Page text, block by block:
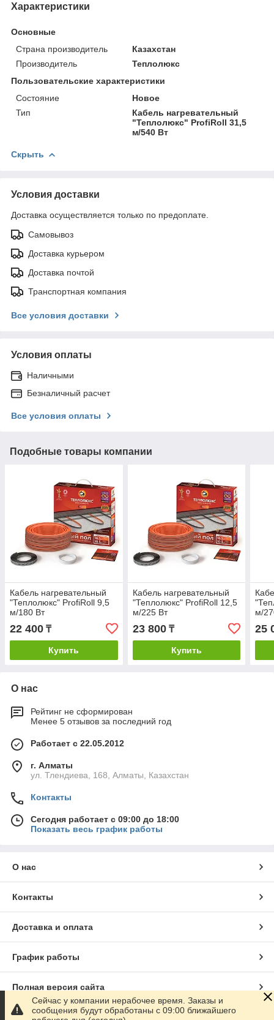
Характеристики
Основные
Страна производитель
Казахстан
Производитель
Теплолюкс
Пользовательские характеристики
Состояние
Новое
Тип
Кабель нагревательный
"Теплолюкс" ProfiRoll 31,5
м/540 Вт
Скрыть
Условия доставки
Доставка осуществляется только по предоплате.
Самовывоз
Доставка курьером
Доставка почтой
Транспортная компания
Все условия доставки
Условия оплаты
Наличными
Безналичный расчет
Все условия оплаты
Подобные товары компании
Кабель нагревательный
"Теплолюкс" ProfiRoll 9,5
м/180 Вт
22 400 ₸
Купить
Кабель нагревательный
"Теплолюкс" ProfiRoll 12,5
м/225 Вт
23 800₸
Купить
м/
25
О нас
Рейтинг не сформирован
Менее 5 отзывов за последний год
Работает с 22.05.2012
г. Алматы
ул. Тлендиева, 168, Алматы, Казахстан
Контакты
Сегодня работает с 09:00 до 18:00
Показать весь график работы
О нас
Контакты
Доставка и оплата
График работы
Полная версия сайта
Сайт создан на маркетплейсе
Сейчас у компании нерабочее время. Заказы и
сообщения будут обработаны с 09:00 ближайшего